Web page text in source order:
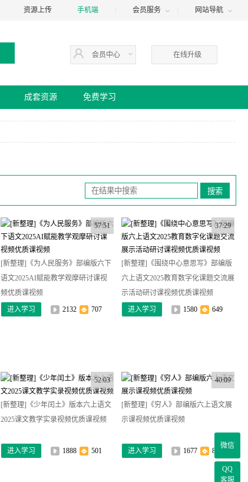
资源上传 手机端 会员服务 网站导航
会员中心 在线升级
微信
QQ
客服
成套资源 免费学习
57:51
[新整理]《为人民服务》部编版六下
语文2025AI赋能教学观摩研讨课视
频优质课视频
进入学习
2132 707
37:29
[新整理]《围绕中心意思写》部编版
六上语文2025教育数字化课题交流展
示活动研讨课视频优质课视频
进入学习
1580 649
52:03
[新整理]《少年闰土》版本六上语文
2025课文教学实录视频优质课视频
进入学习 1888 501
40:09
[新整理]《穷人》部编版六上语文展
示课视频优质课视频
进入学习 1677 885